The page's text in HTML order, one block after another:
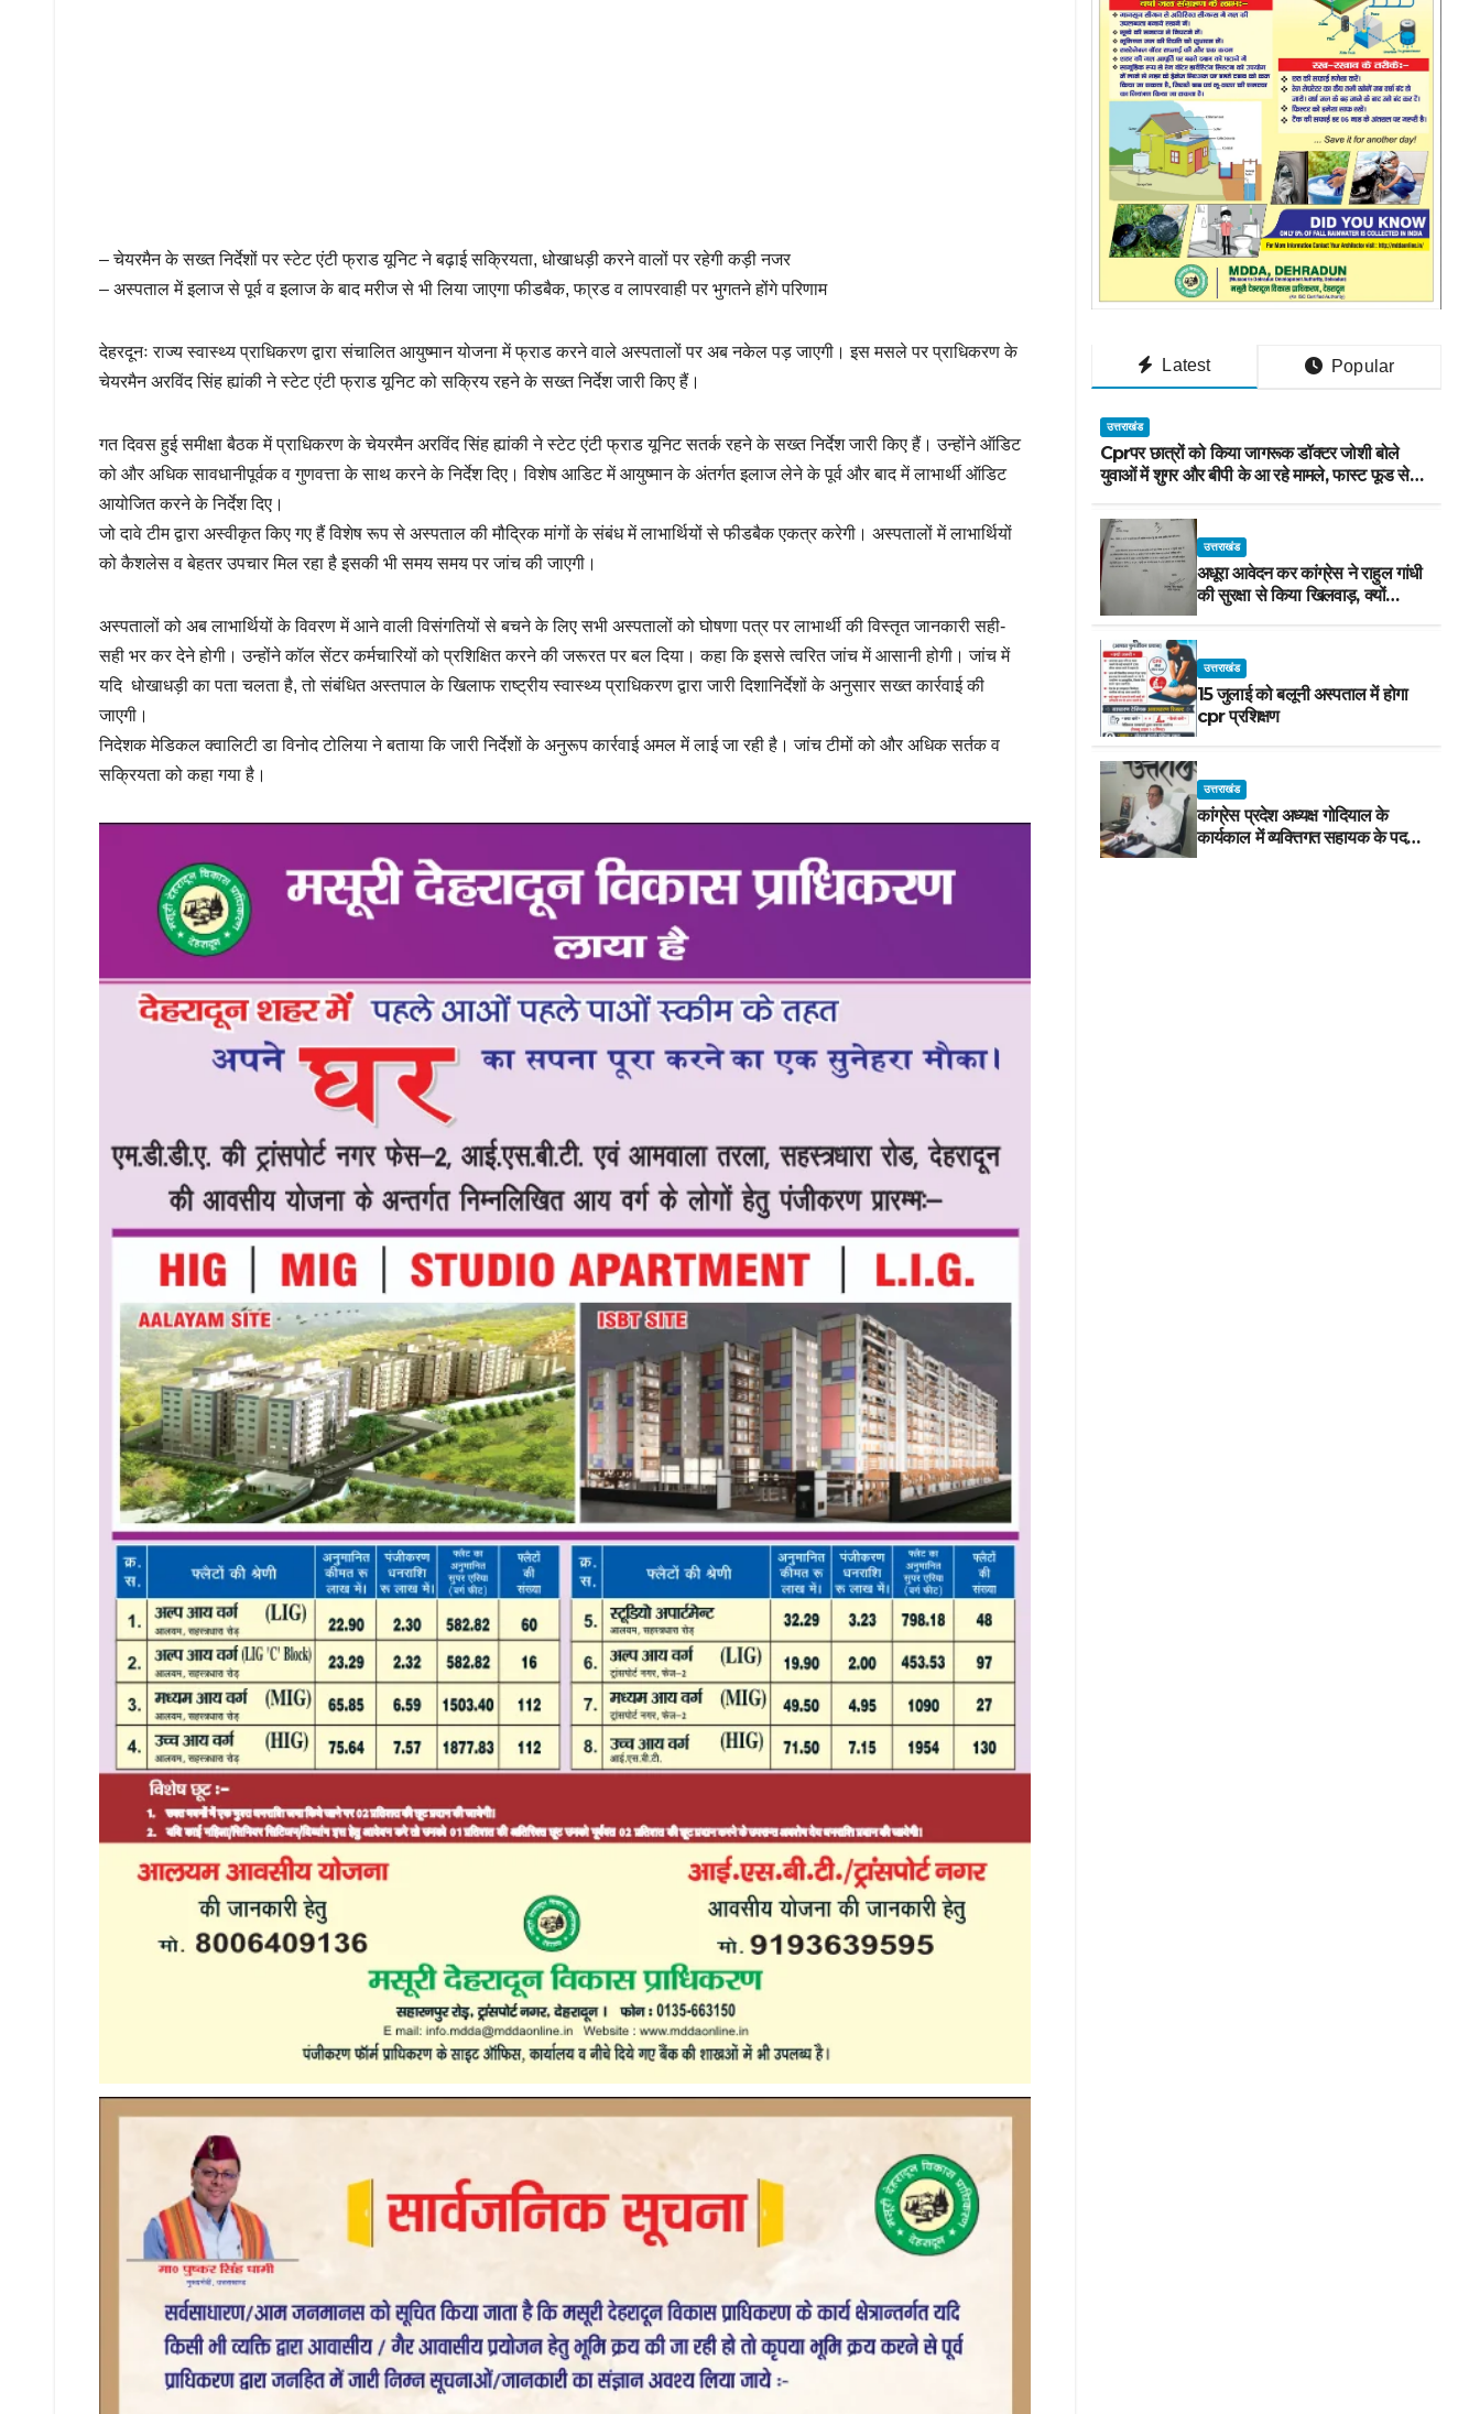
– चेयरमैन के सख्त निर्देशों पर स्टेट एंटी फ्राड यूनिट ने बढ़ाई सक्रियता, धोखाधड़ी करने वालों पर रहेगी कड़ी नजर
– अस्पताल में इलाज से पूर्व व इलाज के बाद मरीज से भी लिया जाएगा फीडबैक, फा्रड व लापरवाही पर भुगतने होंगे परिणाम
देहरदूनः राज्य स्वास्थ्य प्राधिकरण द्वारा संचालित आयुष्मान योजना में फ्राड करने वाले अस्पतालों पर अब नकेल पड़ जाएगी। इस मसले पर प्राधिकरण के
चेयरमैन अरविंद सिंह ह्यांकी ने स्टेट एंटी फ्राड यूनिट को सक्रिय रहने के सख्त निर्देश जारी किए हैं।
गत दिवस हुई समीक्षा बैठक में प्राधिकरण के चेयरमैन अरविंद सिंह ह्यांकी ने स्टेट एंटी फ्राड यूनिट सतर्क रहने के सख्त निर्देश जारी किए हैं। उन्होंने ऑडिट
को और अधिक सावधानीपूर्वक व गुणवत्ता के साथ करने के निर्देश दिए। विशेष आडिट में आयुष्मान के अंतर्गत इलाज लेने के पूर्व और बाद में लाभार्थी ऑडिट
आयोजित करने के निर्देश दिए।
जो दावे टीम द्वारा अस्वीकृत किए गए हैं विशेष रूप से अस्पताल की मौद्रिक मांगों के संबंध में लाभार्थियों से फीडबैक एकत्र करेगी। अस्पतालों में लाभार्थियों
को कैशलेस व बेहतर उपचार मिल रहा है इसकी भी समय समय पर जांच की जाएगी।
अस्पतालों को अब लाभार्थियों के विवरण में आने वाली विसंगतियों से बचने के लिए सभी अस्पतालों को घोषणा पत्र पर लाभार्थी की विस्तृत जानकारी सही-
सही भर कर देने होगी। उन्होंने कॉल सेंटर कर्मचारियों को प्रशिक्षित करने की जरूरत पर बल दिया। कहा कि इससे त्वरित जांच में आसानी होगी। जांच में
यदि धोखाधड़ी का पता चलता है, तो संबंधित अस्तपाल के खिलाफ राष्ट्रीय स्वास्थ्य प्राधिकरण द्वारा जारी दिशानिर्देशों के अनुसार सख्त कार्रवाई की
जाएगी।
निदेशक मेडिकल क्वालिटी डा विनोद टोलिया ने बताया कि जारी निर्देशों के अनुरूप कार्रवाई अमल में लाई जा रही है। जांच टीमों को और अधिक सर्तक व
सक्रियता को कहा गया है।
Latest Popular
उत्तराखंड
Cprपर छात्रों को किया जागरूक डॉक्टर जोशी बोले
युवाओं में शुगर और बीपी के आ रहे मामले, फास्ट फूड से
उत्तराखंड
अधूरा आवेदन कर कांग्रेस ने राहुल गांधी
की सुरक्षा से किया खिलवाड़, क्यों
चाहिए परेड ग्राउंड, आवेदन में बताया ही
नहीं
उत्तराखंड
15 जुलाई को बलूनी अस्पताल में होगा
cpr प्रशिक्षण
उत्तराखंड
कांग्रेस प्रदेश अध्यक्ष गोदियाल के
कार्यकाल में व्यक्तिगत सहायक के पद
पर दोषी नौटियाल को दी गई नियुक्ति*